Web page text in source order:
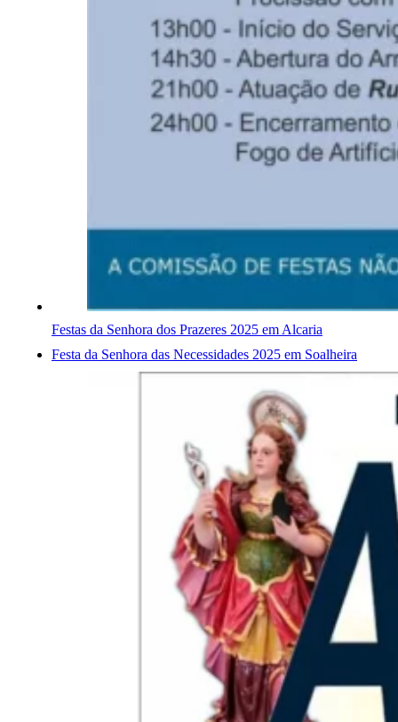
Festas da Senhora dos Prazeres 2025 em Alcaria
Festa da Senhora das Necessidades 2025 em Soalheira